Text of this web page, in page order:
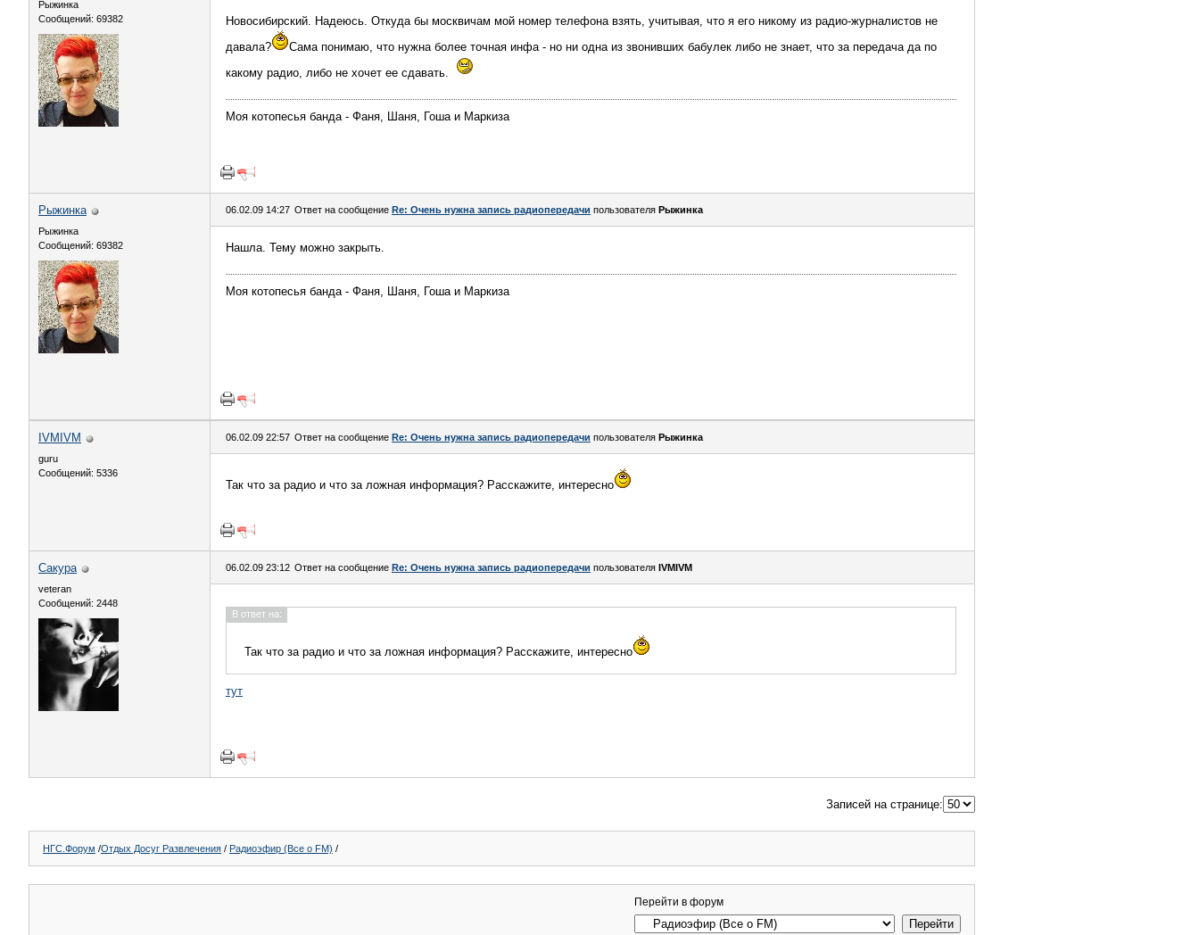
Рыжинка
Сообщений: 69382
Новосибирский. Надеюсь. Откуда бы москвичам мой номер телефона взять, учитывая, что я его никому из радио-журналистов не
давала?
Сама понимаю, что нужна более точная инфа - но ни одна из звонивших бабулек либо не знает, что за передача да по
какому радио, либо не хочет ее сдавать.
Моя котопесья банда - Фаня, Шаня, Гоша и Маркиза
Рыжинка
Рыжинка
Сообщений: 69382
06.02.09 14:27 Ответ на сообщение Re: Очень нужна запись радиопередачи пользователя Рыжинка
Нашла. Тему можно закрыть.
Моя котопесья банда - Фаня, Шаня, Гоша и Маркиза
IVMIVM
guru
Сообщений: 5336
06.02.09 22:57 Ответ на сообщение Re: Очень нужна запись радиопередачи пользователя Рыжинка
Так что за радио и что за ложная информация? Расскажите, интересно
Сакура
veteran
Сообщений: 2448
06.02.09 23:12 Ответ на сообщение Re: Очень нужна запись радиопередачи пользователя IVMIVM
В ответ на:
Так что за радио и что за ложная информация? Расскажите, интересно
тут
Записей на странице:
НГС.Форум /Отдых Досуг Развлечения / Радиоэфир (Все о FM) /
Перейти в форум